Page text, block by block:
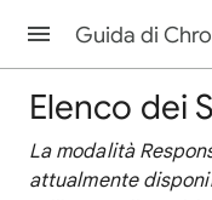
Elenco dei
La modalità
attualmente